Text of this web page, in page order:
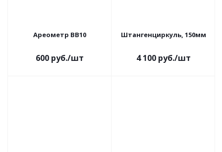
Ареометр BB10
600 руб./шт
Штангенциркуль, 150мм
4 100руб./шт